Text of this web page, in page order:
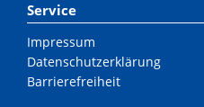
Service
Impressum
Datenschutzerklärung
Barrierefreiheit